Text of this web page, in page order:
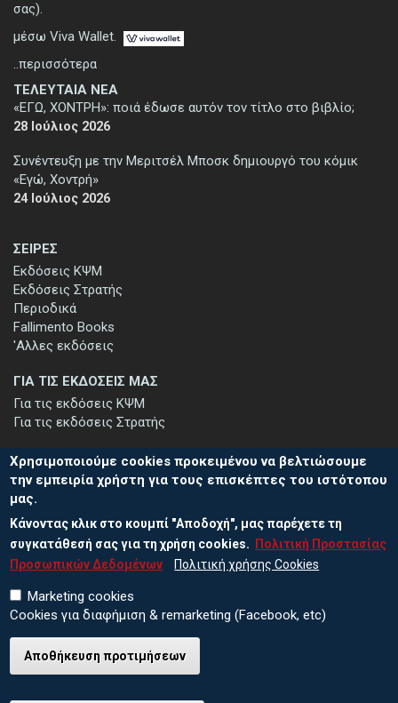
ΣΕΙΡΕΣ
Εκδόσεις ΚΨΜ
Εκδόσεις Στρατής
Περιοδικά
Fallimento Books
'Αλλες εκδόσεις
ΤΕΛΕΥΤΑΙΑ ΝΕΑ
«ΕΓΩ, ΧΟΝΤΡΗ»: ποιά έδωσε αυτόν τον τίτλο στο βιβλίο;
28 Ιούλιος 2026
Συνέντευξη με την Μεριτσέλ Μποσκ δημιουργό του κόμικ
«Εγώ, Χοντρή»
24 Ιούλιος 2026
ΓΙΑ ΤΙΣ ΕΚΔΟΣΕΙΣ ΜΑΣ
Για τις εκδόσεις ΚΨΜ
Για τις εκδόσεις Στρατής
σας).
μέσω Viva Wallet.
..περισσότερα
ΕΓΓΡΑΦΗ ΣΤΟ ΕΝΗΜΕΡΩΤΙΚΟ ΔΕΛΤΙΟ
Μείνετε ενημερωμένοι για τις νέες εκδόσεις μας και τις εκδηλώσεις
μας - εγγραφείτε στο ενημερωτικό μας δελτίο.
© 2026 ΕΚΔΟΣΕΙΣ ΚΨΜ
Χρησιμοποιούμε cookies προκειμένου να βελτιώσουμε
την εμπειρία χρήστη για τους επισκέπτες του ιστότοπου
μας.
Κάνοντας κλικ στο κουμπί "Αποδοχή", μας παρέχετε τη
συγκατάθεσή σας για τη χρήση cookies.
Πολιτική Προστασίας
Προσωπικών Δεδομένων
Πολιτική χρήσης Cookies
Marketing cookies
Cookies για διαφήμιση & remarketing (Facebook, etc)
Αποθήκευση προτιμήσεων